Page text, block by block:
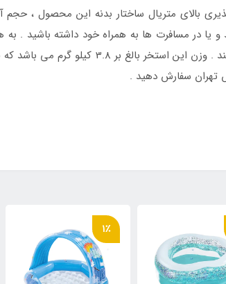
بالای متریال ساختار بدنه این محصول ، حجم
و یا در مسافرت ها به همراه خود داشته باشید .
عدد توپ رنگی بدون پلیسه قرار دارد که هیجان کودک را در هنگام بازی و
تهران سفارش دهید .
1٪